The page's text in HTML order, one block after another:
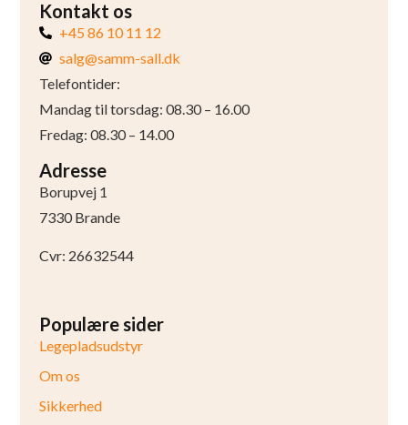
Kontakt os
+45 86 10 11 12
salg@samm-sall.dk
Telefontider:
Mandag til torsdag: 08.30 – 16.00
Fredag: 08.30 – 14.00
Adresse
Borupvej 1
7330 Brande
Cvr: 26632544
Populære sider
Legepladsudstyr
Om os
Sikkerhed